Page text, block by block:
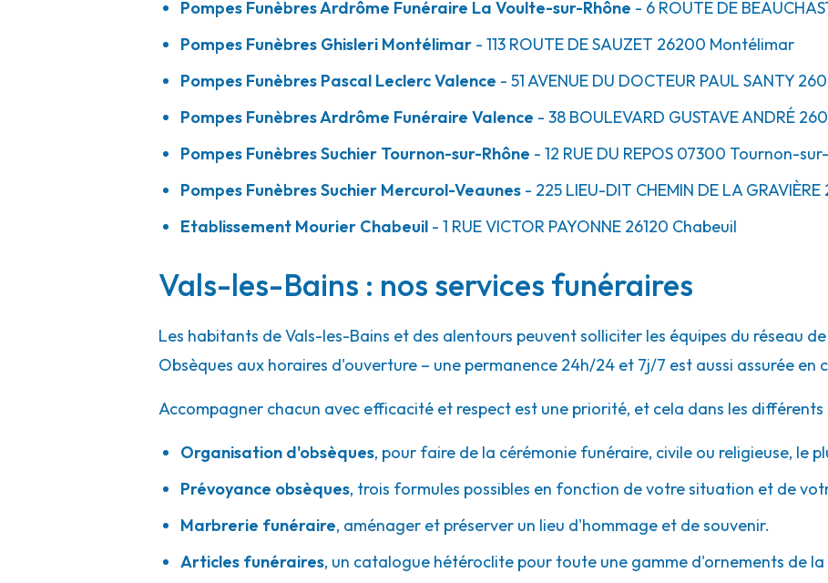
Consulter l'agence 04 75 59 62 77
A votre écoute 24h/24 7j/7
Pompes Funèbres Ardrôme Funéraire La Voulte-sur-Rhône - 6 ROUTE DE
Pompes Funèbres Ghisleri Montélimar - 113 ROUTE DE SAUZET 26200 Montélimar
Pompes Funèbres Pascal Leclerc Valence - 51 AVENUE DU DOCTEUR PAUL SANTY
Pompes Funèbres Ardrôme Funéraire Valence - 38 BOULEVARD GUSTAVE ANDRÉ
Pompes Funèbres Suchier Tournon-sur-Rhône - 12 RUE DU REPOS 07300 Tournon-
Pompes Funèbres Suchier Mercurol-Veaunes - 225 LIEU-DIT CHEMIN DE LA GRAVIÈRE
Etablissement Mourier Chabeuil - 1 RUE VICTOR PAYONNE 26120 Chabeuil
Vals-les-Bains : nos services funéraires
Les habitants de Vals-les-Bains et des alentours peuvent solliciter les équipes du réseau
Obsèques aux horaires d'ouverture – une permanence 24h/24 et 7j/7 est aussi assurée en
Accompagner chacun avec efficacité et respect est une priorité, et cela dans les différents
Organisation d'obsèques, pour faire de la cérémonie funéraire, civile ou religieuse, le
Prévoyance obsèques, trois formules possibles en fonction de votre situation et de
Marbrerie funéraire, aménager et préserver un lieu d'hommage et de souvenir.
Articles funéraires, un catalogue hétéroclite pour toute une gamme d'ornements de la